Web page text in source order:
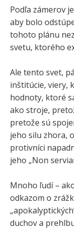
Podľa zámerov
aby bolo
tohoto plánu
svetu, ktorého
Ale tento svet,
inštitúcie, viery,
hodnoty, ktoré
ako stroje,
pretože sú
jeho silu zhora,
protivníci
jeho „Non
Mnoho ľudí –
odkazom o
duchov a